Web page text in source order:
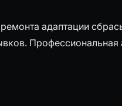
адаптации
Профессиональная